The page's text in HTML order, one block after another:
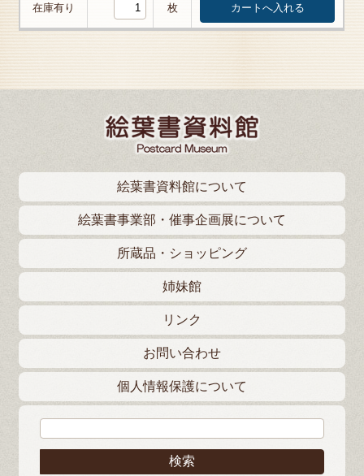
在庫有り 枚
絵葉書資料館について
絵葉書事業部・催事企画展について
所蔵品・ショッピング
姉妹館
リンク
お問い合わせ
個人情報保護について